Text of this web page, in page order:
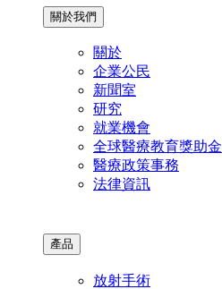
關於我們
關於
企業公民
新聞室
研究
就業機會
全球醫療教育獎助金
醫療政策事務
法律資訊
產品
放射手術